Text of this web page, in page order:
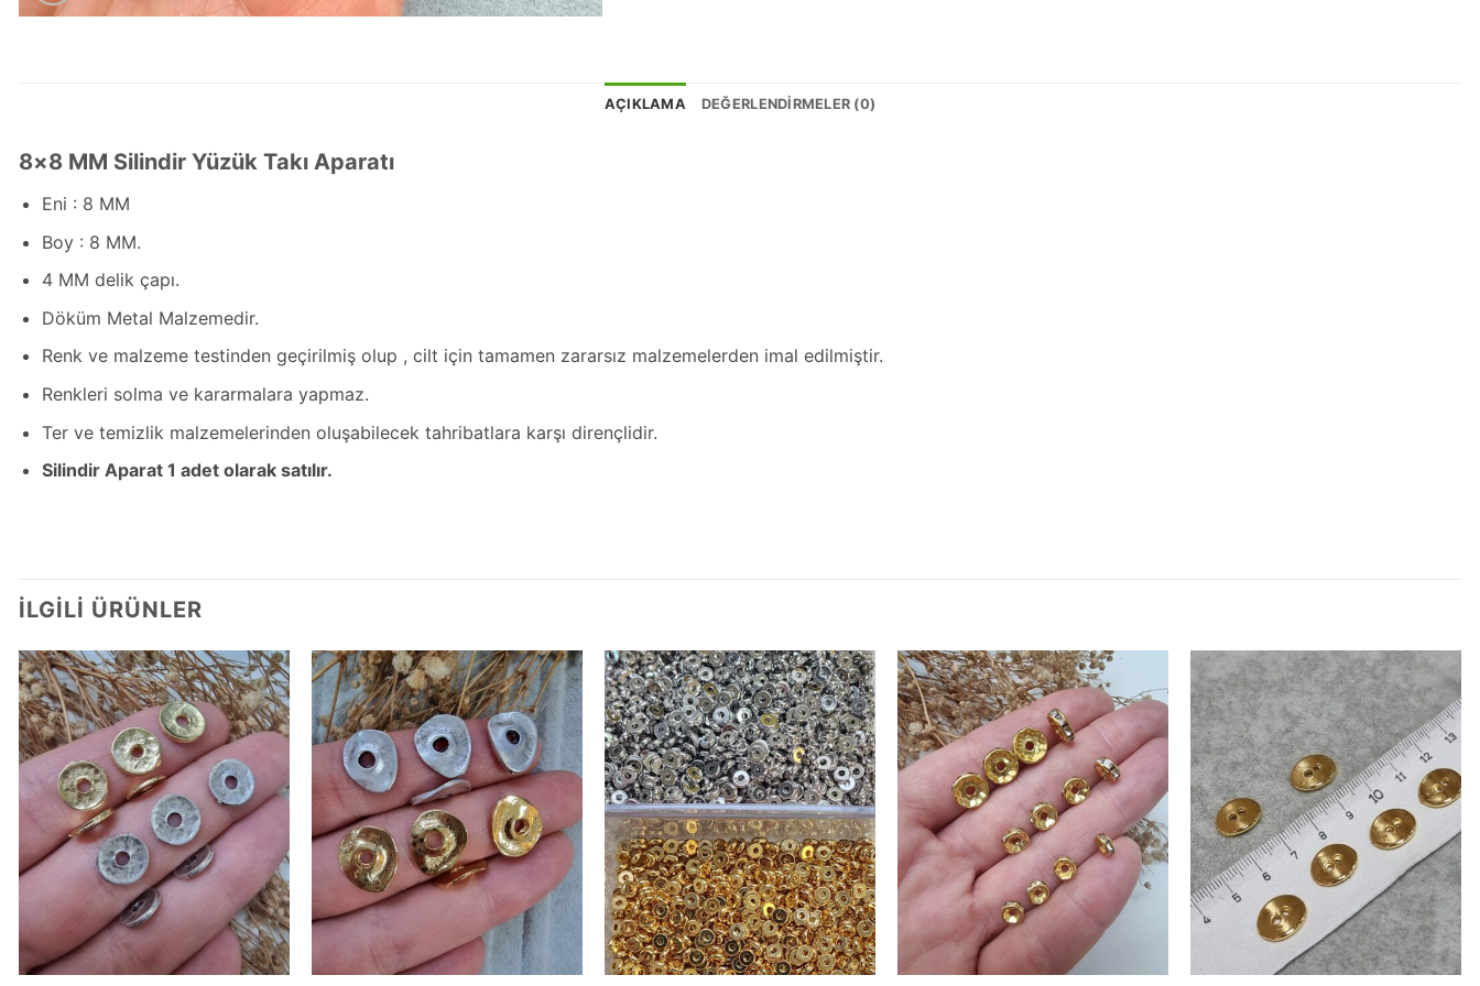
AÇIKLAMA DEĞERLENDIRMELER (0)
8×8 MM Silindir Yüzük Takı Aparatı
Eni : 8 MM
Boy : 8 MM.
4 MM delik çapı.
Döküm Metal Malzemedir.
Renk ve malzeme testinden geçirilmiş olup , cilt için tamamen zararsız malzemelerden imal edilmiştir.
Renkleri solma ve kararmalara yapmaz.
Ter ve temizlik malzemelerinden oluşabilecek tahribatlara karşı dirençlidir.
Silindir Aparat 1 adet olarak satılır.
İLGILI ÜRÜNLER